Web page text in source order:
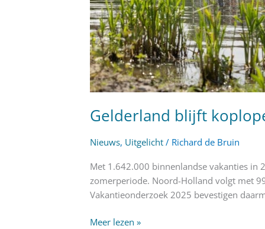
Gelderland blijft
Nieuws, Uitgelicht / Richard de Bruin
Met 1.642.000 binnenlandse vakanties in
zomerperiode. Noord-Holland volgt met
Vakantieonderzoek 2025 bevestigen
Meer lezen »